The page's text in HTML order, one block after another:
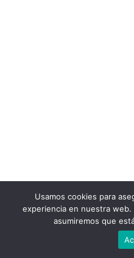
Usamos cookies para
experiencia en nuestra
asumiremos que